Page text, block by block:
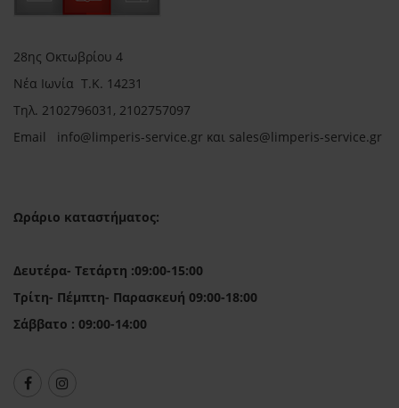
28ης Οκτωβρίου 4
Νέα Ιωνία Τ.Κ. 14231
Τηλ. 2102796031, 2102757097
Email info@limperis-service.gr και sales@limperis-service.gr
Ωράριο καταστήματος:
Δευτέρα- Τετάρτη :09:00-15:00
Τρίτη- Πέμπτη- Παρασκευή 09:00-18:00
Σάββατο : 09:00-14:00